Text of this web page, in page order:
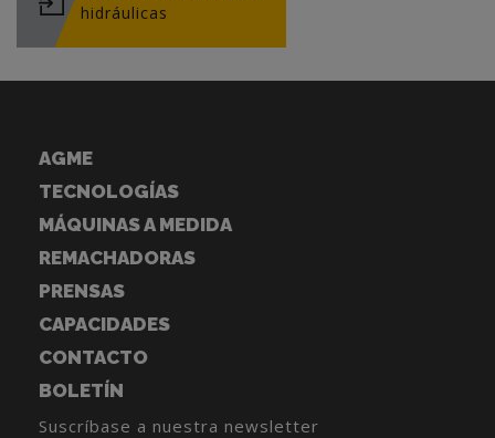
hidráulicas
AGME
TECNOLOGÍAS
MÁQUINAS A MEDIDA
REMACHADORAS
PRENSAS
CAPACIDADES
CONTACTO
BOLETÍN
Suscríbase a nuestra newsletter